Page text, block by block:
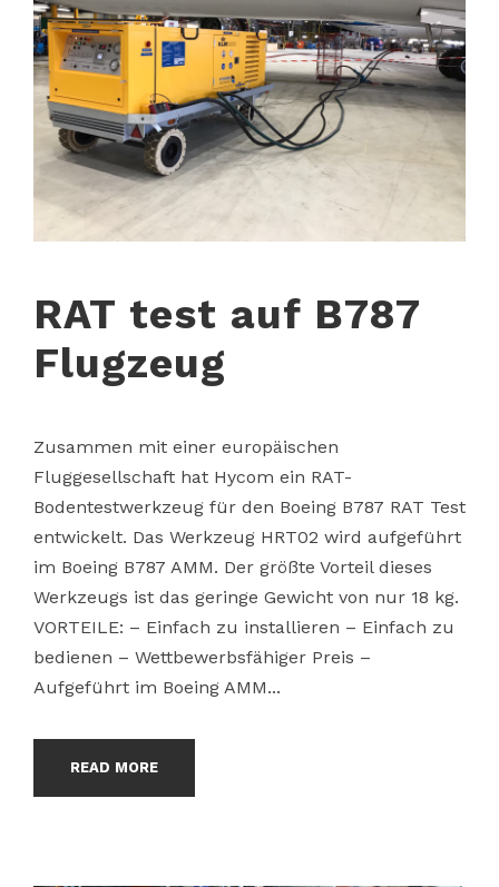
RAT test auf B787
Flugzeug
Zusammen mit einer europäischen
Fluggesellschaft hat Hycom ein RAT-
Bodentestwerkzeug für den Boeing B787 RAT Test
entwickelt. Das Werkzeug HRT02 wird aufgeführt
im Boeing B787 AMM. Der größte Vorteil dieses
Werkzeugs ist das geringe Gewicht von nur 18 kg.
VORTEILE: – Einfach zu installieren – Einfach zu
bedienen – Wettbewerbsfähiger Preis –
Aufgeführt im Boeing AMM...
READ MORE